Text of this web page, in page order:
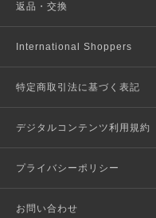
返品・交換
International Shoppers
特定商取引法に基づく表記
デジタルコンテンツ利用規約
プライバシーポリシー
お問い合わせ